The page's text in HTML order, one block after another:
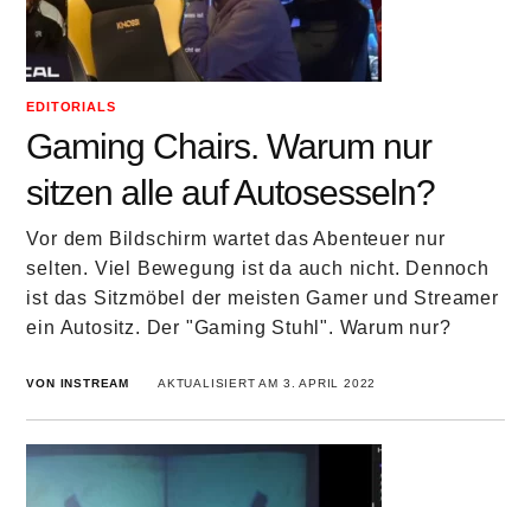
EDITORIALS
Gaming Chairs. Warum nur
sitzen alle auf Autosesseln?
Vor dem Bildschirm wartet das Abenteuer nur
selten. Viel Bewegung ist da auch nicht. Dennoch
ist das Sitzmöbel der meisten Gamer und Streamer
ein Autositz. Der "Gaming Stuhl". Warum nur?
VON INSTREAM AKTUALISIERT AM 3. APRIL 2022